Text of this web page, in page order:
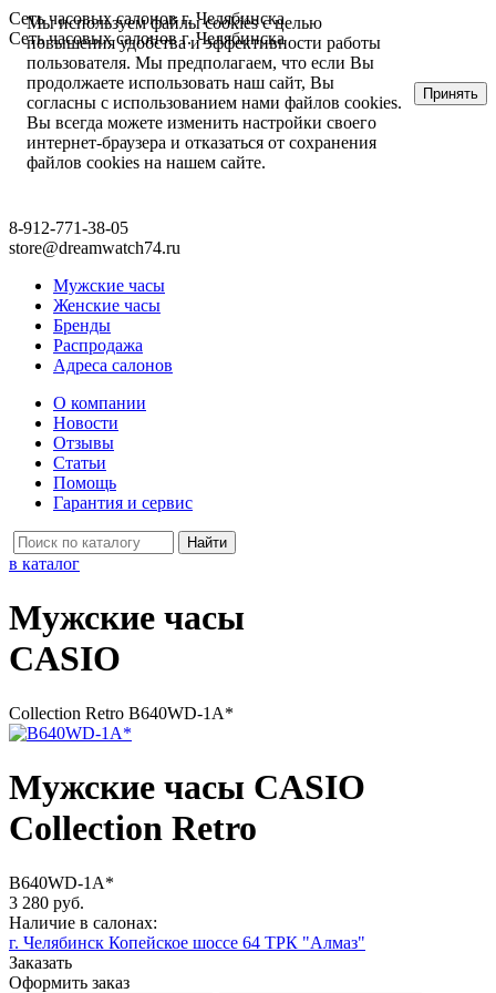
Сеть часовых салонов г. Челябинска
Сеть часовых салонов г. Челябинска
8-912-771-38-05
store@dreamwatch74.ru
Мужские часы
Женские часы
Бренды
Распродажа
Адреса салонов
О компании
Новости
Отзывы
Статьи
Помощь
Гарантия и сервис
в каталог
Мужские часы
CASIO
Collection Retro B640WD-1A*
Мужские часы CASIO
Collection Retro
B640WD-1A*
3 280 руб.
Наличие в салонах:
г. Челябинск Копейское шоссе 64 ТРК "Алмаз"
Заказать
Оформить заказ
Мы используем файлы cookies с целью
повышения удобства и эффективности работы
пользователя. Мы предполагаем, что если Вы
продолжаете использовать наш сайт, Вы
согласны с использованием нами файлов cookies.
Вы всегда можете изменить настройки своего
интернет-браузера и отказаться от сохранения
файлов cookies на нашем сайте.
Принять